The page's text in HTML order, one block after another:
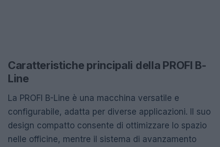
Caratteristiche principali della PROFI B-
Line
La PROFI B-Line è una macchina versatile e
configurabile, adatta per diverse applicazioni. Il suo
design compatto consente di ottimizzare lo spazio
nelle officine, mentre il sistema di avanzamento